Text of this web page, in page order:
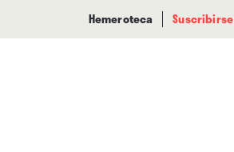
Hemeroteca Suscribirse